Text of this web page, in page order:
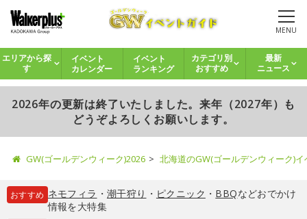
MENU
エリアから探
す
イベント
カレンダー
イベント
ランキング
カテゴリ別
おすすめ
最新
ニュース
2026年の更新は終了いたしました。来年（2027年）も
どうぞよろしくお願いします。
GW(ゴールデンウィーク)2026 北海道のGW(ゴールデンウィーク)
おすすめ ネモフィラ ・ 潮干狩り ・ ピクニック ・ BBQなどおでかけ
情報を大特集